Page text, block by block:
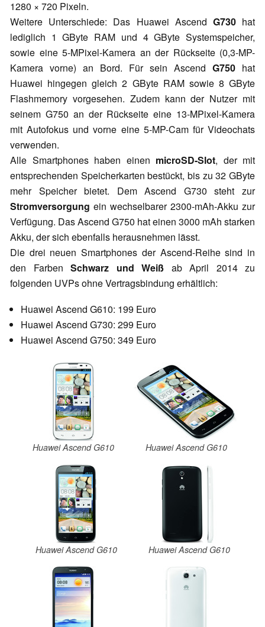
1280 × 720 Pixeln.
Weitere Unterschiede: Das Huawei Ascend G730hat
lediglich 1 GByte RAM und 4 GByte Systemspeicher,
sowie eine 5-MPixel-Kamera an der Rückseite (0,3-MP-
Kamera vorne) an Bord. Für sein Ascend G750 hat
Huawei hingegen gleich 2 GByte RAM sowie 8 GByte
Flashmemory vorgesehen. Zudem kann der Nutzer mit
seinem G750 an der Rückseite eine 13-MPixel-Kamera
mit Autofokus und vorne eine 5-MP-Cam für Videochats
verwenden.
Alle Smartphones haben einen microSD-Slot, der mit
entsprechenden Speicherkarten bestückt, bis zu 32 GByte
mehr Speicher bietet. Dem Ascend G730 steht zur
Stromversorgung ein wechselbarer 2300-mAh-Akku zur
Verfügung. Das Ascend G750 hat einen 3000 mAh starken
Akku, der sich ebenfalls herausnehmen lässt.
Die drei neuen Smartphones der Ascend-Reihe sind in
den Farben Schwarz und Weiß ab April 2014 zu
folgenden UVPs ohne Vertragsbindung erhältlich:
Huawei Ascend G610: 199 Euro
Huawei Ascend G730: 299 Euro
Huawei Ascend G750: 349 Euro
Huawei Ascend G610 Huawei Ascend G610
Huawei Ascend G610 Huawei Ascend G610